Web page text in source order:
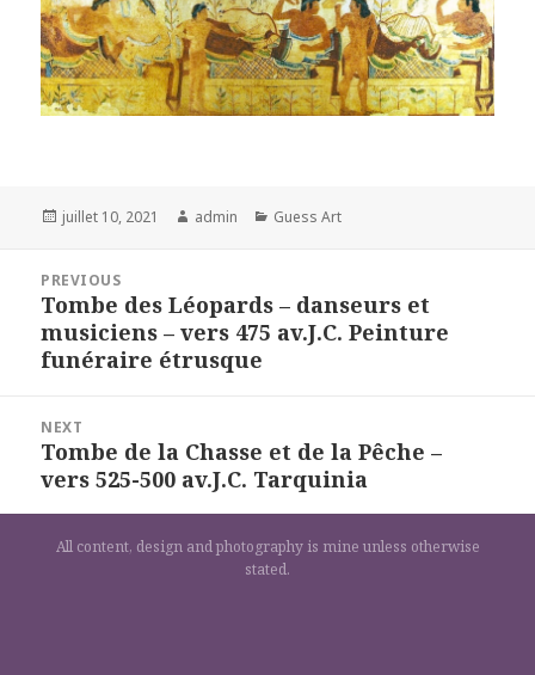
Posted
juillet 10, 2021 Author
admin Categories
Guess Art
l’article
PREVIOUS
Previous
post:
Tombe des Léopards – danseurs et
musiciens – vers 475 av.J.C. Peinture
funéraire étrusque
NEXT
Next
post:
Tombe de la Chasse et de la Pêche –
vers 525-500 av.J.C. Tarquinia
All content, design and photography is mine unless otherwise
stated.